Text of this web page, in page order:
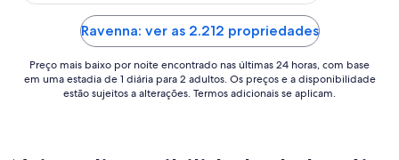
ago.
a
8
de
ago..
Ravenna: ver as 2.212 propriedades
Preço mais baixo por noite encontrado nas últimas 24 horas, com base
em uma estadia de 1 diária para 2 adultos. Os preços e a disponibilidade
estão sujeitos a alterações. Termos adicionais se aplicam.